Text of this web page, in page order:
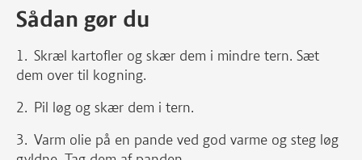
Sådan gør du
Skræl kartofler og skær dem i mindre tern. Sæt
dem over til kogning.
Pil løg og skær dem i tern.
Varm olie på en pande ved god varme og steg løg